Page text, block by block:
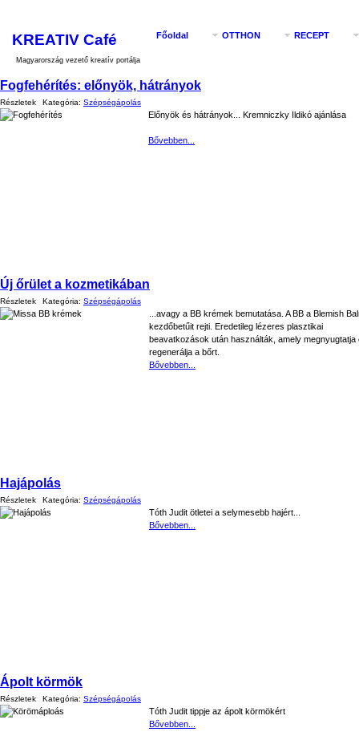
KREATIV Café
Magyarország vezető kreatív portálja
Főoldal OTTHON RECEPT
Fogfehérítés: előnyök, hátrányok
Részletek Kategória: Szépségápolás
Előnyök és hátrányok... Kremniczky Ildikó ajánlása
Bővebben...
Új őrület a kozmetikában
Részletek Kategória: Szépségápolás
...avagy a BB krémek bemutatása. A BB a Blemish
kezdőbetűit rejti. Eredetileg lézeres plasztikai
beavatkozások után használták, amely megnyugtatja
regenerálja a bőrt.
Bővebben...
Hajápolás
Részletek Kategória: Szépségápolás
Tóth Judit ötletei a selymesebb hajért...
Bővebben...
Ápolt körmök
Részletek Kategória: Szépségápolás
Tóth Judit tippje az ápolt körmökért
Bővebben...